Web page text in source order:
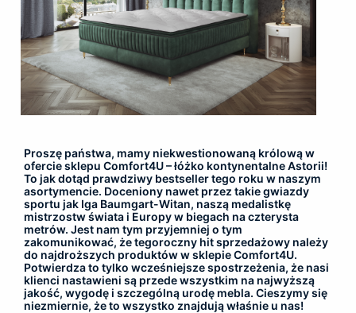
Proszę państwa, mamy niekwestionowaną królową w
ofercie sklepu Comfort4U – łóżko kontynentalne Astorii!
To jak dotąd prawdziwy bestseller tego roku w naszym
asortymencie. Doceniony nawet przez takie gwiazdy
sportu jak Iga Baumgart-Witan, naszą medalistkę
mistrzostw świata i Europy w biegach na czterysta
metrów. Jest nam tym przyjemniej o tym
zakomunikować, że tegoroczny hit sprzedażowy należy
do najdroższych produktów w sklepie Comfort4U.
Potwierdza to tylko wcześniejsze spostrzeżenia, że nasi
klienci nastawieni są przede wszystkim na najwyższą
jakość, wygodę i szczególną urodę mebla. Cieszymy się
niezmiernie, że to wszystko znajdują właśnie u nas!